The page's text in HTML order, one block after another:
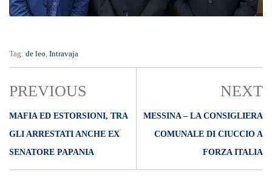
Tag: de leo Intravaja
PREVIOUS
MAFIA ED ESTORSIONI, TRA
GLI ARRESTATI ANCHE EX
SENATORE PAPANIA
NEXT
MESSINA – LA CONSIGLIERA
COMUNALE DI CIUCCIO A
FORZA ITALIA